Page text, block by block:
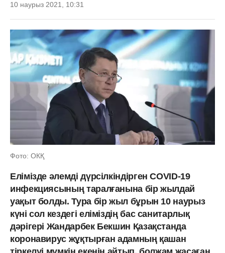
10 наурыз 2021, 10:31
Фото: ОКҚ
Елімізде әлемді дүрсілкіндірген COVID-19
инфекциясының таралғанына бір жылдай
уақыт болды. Тура бір жыл бұрын 10 наурыз
күні сол кездегі еліміздің бас санитарлық
дәрігері Жандарбек Бекшин Қазақстанда
коронавирус жұқтырған адамның қашан